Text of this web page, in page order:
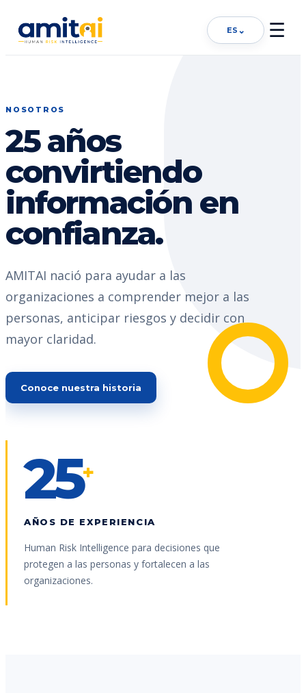
ES ⌄ ☰
NOSOTROS
25 años
convirtiendo
información en
confianza.
AMITAI nació para ayudar a las
organizaciones a comprender mejor a las
personas, anticipar riesgos y decidir con
mayor claridad.
Conoce nuestra historia
25+
AÑOS DE EXPERIENCIA
Human Risk Intelligence para decisiones que
protegen a las personas y fortalecen a las
organizaciones.